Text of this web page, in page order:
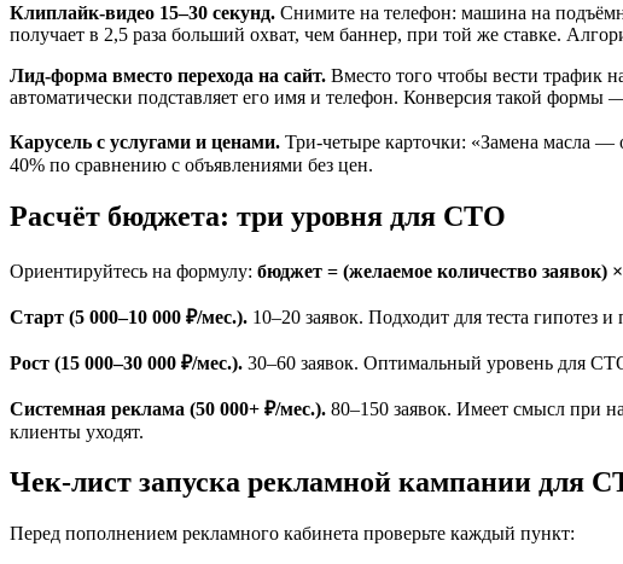
Клиплайк-видео 15–30 секунд. Снимите на телефон: машина на
получает в 2,5 раза больший охват, чем баннер, при той же ставке.
Лид-форма вместо перехода на сайт. Вместо того чтобы вести трафик
автоматически подставляет его имя и телефон. Конверсия такой
Карусель с услугами и ценами. Три-четыре карточки: «Замена масла
40% по сравнению с объявлениями без цен.
Расчёт бюджета: три уровня для СТО
Ориентируйтесь на формулу: бюджет = (желаемое количество заявок)
Старт (5 000–10 000 ₽/мес.). 10–20 заявок. Подходит для теста гипотез
Рост (15 000–30 000 ₽/мес.). 30–60 заявок. Оптимальный уровень для
Системная реклама (50 000+ ₽/мес.). 80–150 заявок. Имеет смысл при
клиенты уходят.
Чек-лист запуска рекламной кампании для
Перед пополнением рекламного кабинета проверьте каждый пункт: